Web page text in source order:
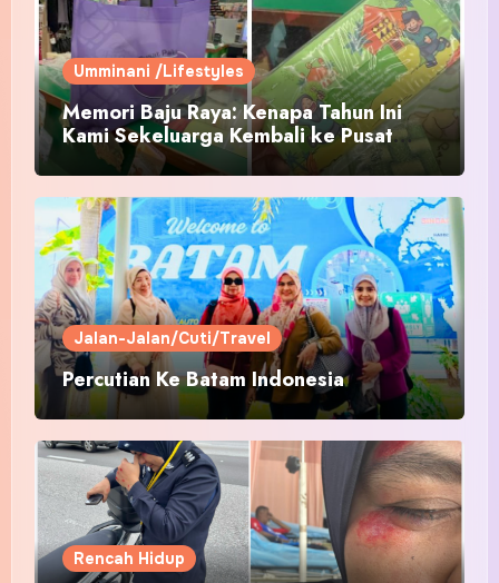
Umminani /Lifestyles
Memori Baju Raya: Kenapa Tahun Ini
Kami Sekeluarga Kembali ke Pusat
Pakaian Hari-Hari?
Jalan-Jalan/Cuti/Travel
Percutian Ke Batam Indonesia
Rencah Hidup